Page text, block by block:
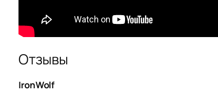
Отзывы
IronWolf